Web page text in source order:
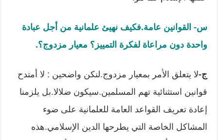
س- القوانين عامة.فكيف نهيئ علمانية من أجل عبادة
واحدة دون مراعاة لفكرة التمييز؟ معيار مزدوج؟.
ج-لا يتعلق الأمر بمعيار مزدوج.لنكن واضحين : لا أمتدح
قوانين استثنائية تهم المسلمين.سيكون ضلالا.بل يلزمنا
إعادة تعريف القواعد العامة للعلمانية على ضوء
المشاكل الخاصة التي يطرحها الدين الإسلامي.هذه